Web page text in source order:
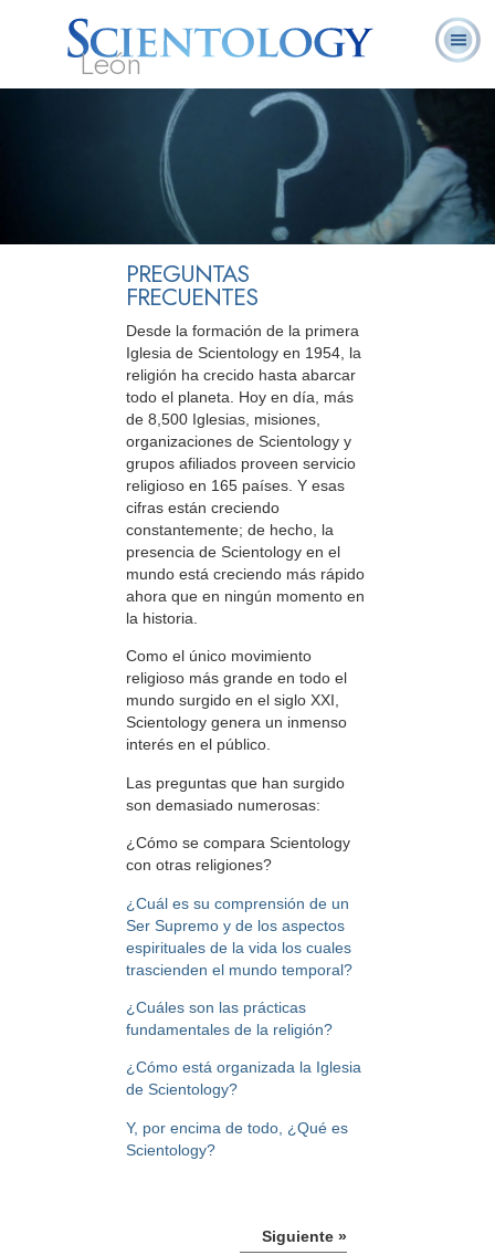
León
¿Qué es
Scientology?
Ministros
Voluntarios
Preguntas
Frecuentes
PREGUNTAS
FRECUENTES
Desde la formación de la primera
Iglesia de Scientology en 1954, la
religión ha crecido hasta abarcar
todo el planeta. Hoy en día, más
de 8,500 Iglesias, misiones,
organizaciones de Scientology y
grupos afiliados proveen servicio
religioso en 165 países. Y esas
cifras están creciendo
constantemente; de hecho, la
presencia de Scientology en el
mundo está creciendo más rápido
ahora que en ningún momento en
la historia.
Como el único movimiento
religioso más grande en todo el
mundo surgido en el siglo XXI,
Scientology genera un inmenso
interés en el público.
Las preguntas que han surgido
son demasiado numerosas:
¿Cómo se compara Scientology
con otras religiones?
¿Cuál es su comprensión de un
Ser Supremo y de los aspectos
espirituales de la vida los cuales
trascienden el mundo temporal?
¿Cuáles son las prácticas
fundamentales de la religión?
¿Cómo está organizada la Iglesia
de Scientology?
Y, por encima de todo, ¿Qué es
Scientology?
Siguiente »